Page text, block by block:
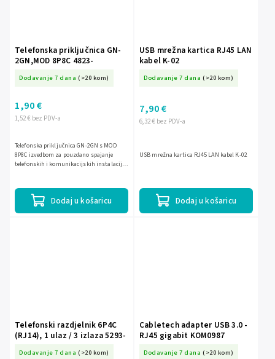
Telefonska priključnica GN-
2GN,MOD 8P8C 4823-
Dodavanje 7 dana (>20 kom)
1,52 € bez PDV-a
1,90 €
Dodaj u košaricu
Telefonska priključnica GN-2GN s MOD
8P8C izvedbom za pouzdano spajanje
telefonskih i komunikacijskih instalacija.
USB mrežna kartica RJ45 LAN
kabel K-02
Dodavanje 7 dana (>20 kom)
6,32 € bez PDV-a
7,90 €
Dodaj u košaricu
USB mrežna kartica RJ45 LAN kabel K-02
Telefonski razdjelnik 6P4C
(RJ14), 1 ulaz / 3 izlaza 5293-
Dodavanje 7 dana (>20 kom)
Cabletech adapter USB 3.0 -
RJ45 gigabit KOM0987
Dodavanje 7 dana (>20 kom)